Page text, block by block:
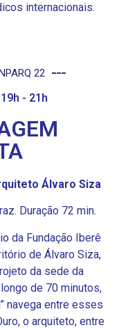
internacionais.
22
- 21h
Álvaro Siza
Duração 72 min.
da Fundação Iberê
de Álvaro Siza,
da sede da
de 70 minutos,
navega entre esses
o arquiteto, entre